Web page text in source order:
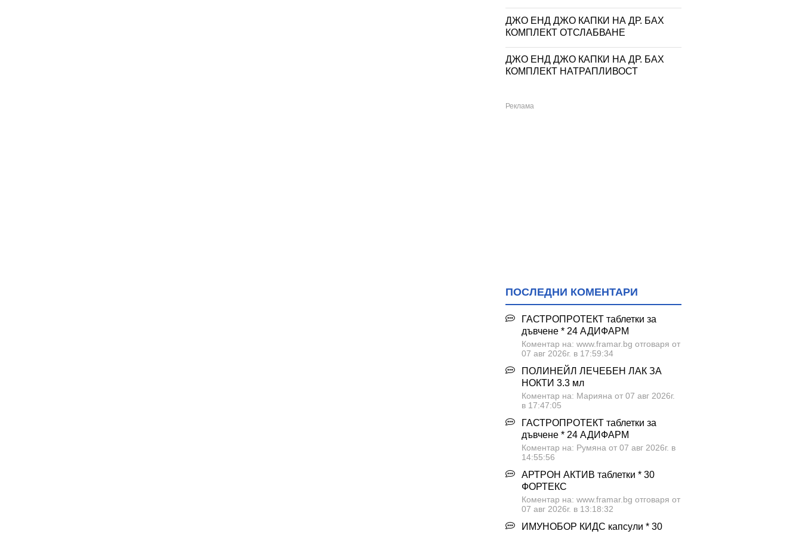
ДЖО ЕНД ДЖО КАПКИ НА ДР. БАХ
КОМПЛЕКТ ОТСЛАБВАНЕ
ДЖО ЕНД ДЖО КАПКИ НА ДР. БАХ
КОМПЛЕКТ НАТРАПЛИВОСТ
ПОСЛЕДНИ КОМЕНТАРИ
ГАСТРОПРОТЕКТ таблетки за
дъвчене * 24 АДИФАРМ
Коментар на: www.framar.bg отговаря от
07 авг 2026г. в 17:59:34
ПОЛИНЕЙЛ ЛЕЧЕБЕН ЛАК ЗА
НОКТИ 3.3 мл
Коментар на: Марияна от 07 авг 2026г.
в 17:47:05
ГАСТРОПРОТЕКТ таблетки за
дъвчене * 24 АДИФАРМ
Коментар на: Румяна от 07 авг 2026г. в
14:55:56
АРТРОН АКТИВ таблетки * 30
ФОРТЕКС
Коментар на: www.framar.bg отговаря от
07 авг 2026г. в 13:18:32
ИМУНОБОР КИДС капсули * 30